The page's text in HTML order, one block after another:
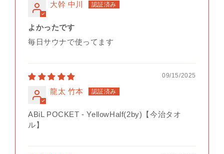
大幹 中川
よかったです
毎日サウナで使ってます
09/15/2025
龍太 竹本
ABiL POCKET - YellowHalf(2by)【今治タオ
ル】